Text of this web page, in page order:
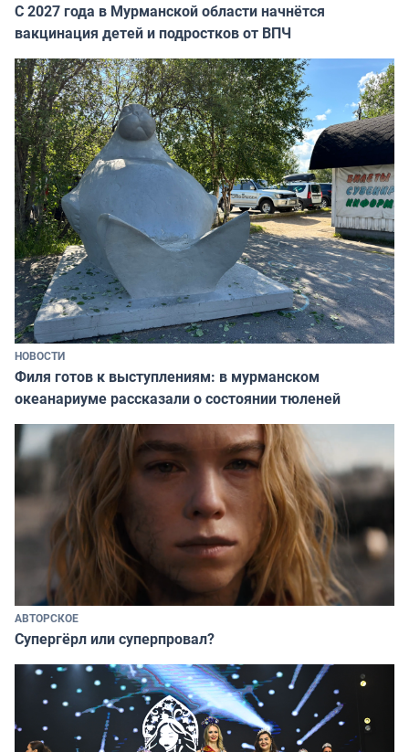
С 2027 года в Мурманской области начнётся
вакцинация детей и подростков от ВПЧ
НОВОСТИ
Филя готов к выступлениям: в мурманском
океанариуме рассказали о состоянии тюленей
АВТОРСКОЕ
Супергёрл или суперпровал?